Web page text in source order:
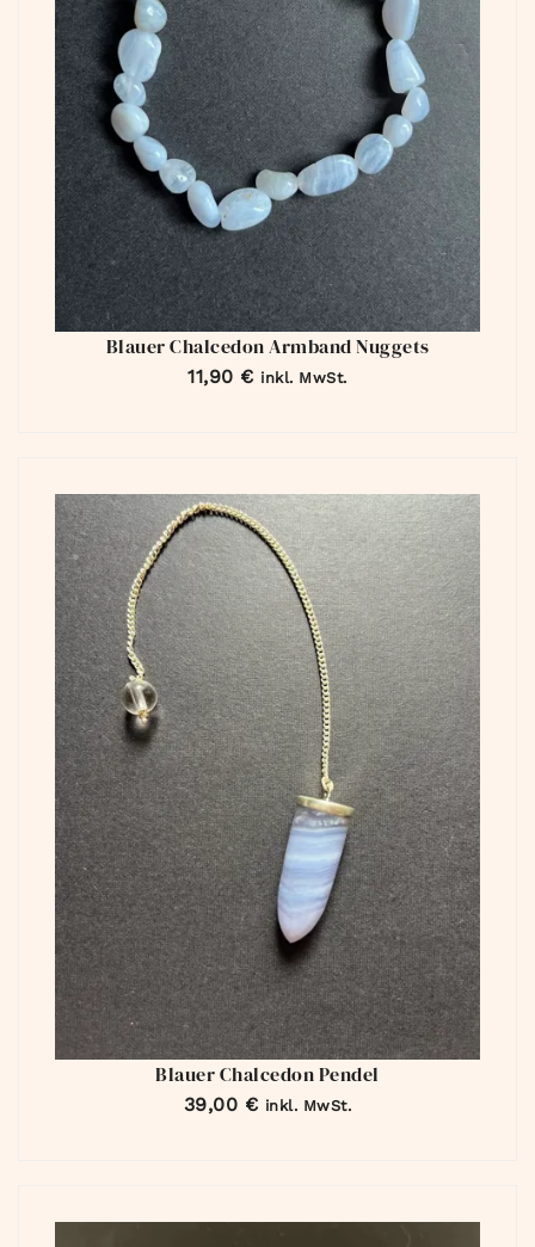
Blauer Chalcedon Armband Nuggets
11,90 € inkl. MwSt.
Blauer Chalcedon Pendel
39,00 € inkl. MwSt.